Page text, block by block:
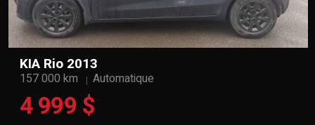
KIA Rio 2013
157 000 km Automatique
4 999 $